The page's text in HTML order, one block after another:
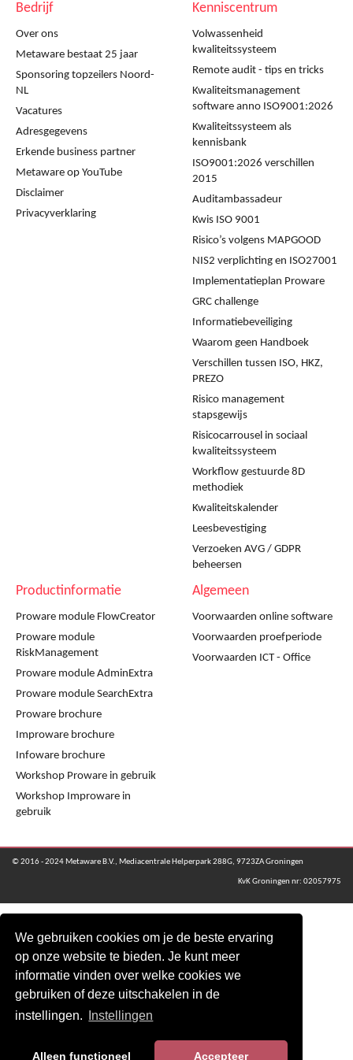
We gebruiken cookies om je de beste ervaring
op onze website te bieden. Je kunt meer
informatie vinden over welke cookies we
gebruiken of deze uitschakelen in de
instellingen.
Instellingen
Alleen functioneel Accepteer
Bedrijf
Over ons
Metaware bestaat 25 jaar
Sponsoring topzeilers Noord-
NL
Vacatures
Adresgegevens
Erkende business partner
Metaware op YouTube
Disclaimer
Privacyverklaring
Kenniscentrum
Volwassenheid
kwaliteitssysteem
Remote audit - tips en tricks
Kwaliteitsmanagement
software anno ISO9001:2026
Kwaliteitssysteem als
kennisbank
ISO9001:2026 verschillen
2015
Auditambassadeur
Kwis ISO 9001
Risico’s volgens MAPGOOD
NIS2 verplichting en ISO27001
Implementatieplan Proware
GRC challenge
Informatiebeveiliging
Waarom geen Handboek
Verschillen tussen ISO, HKZ,
PREZO
Risico management
stapsgewijs
Risicocarrousel in sociaal
kwaliteitssysteem
Workflow gestuurde 8D
methodiek
Kwaliteitskalender
Leesbevestiging
Verzoeken AVG / GDPR
beheersen
Productinformatie
Proware module FlowCreator
Proware module
RiskManagement
Proware module AdminExtra
Proware module SearchExtra
Proware brochure
Improware brochure
Infoware brochure
Workshop Proware in gebruik
Workshop Improware in
gebruik
Algemeen
Voorwaarden online software
Voorwaarden proefperiode
Voorwaarden ICT - Office
© 2016 - 2024 Metaware B.V., Mediacentrale Helperpark 288G, 9723ZA Groningen
KvK Groningen nr: 02057975